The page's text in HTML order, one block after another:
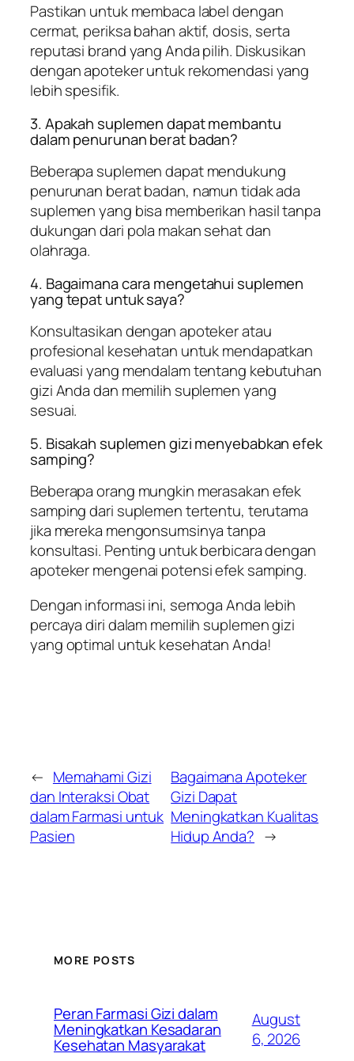
Pastikan untuk membaca label dengan
cermat, periksa bahan aktif, dosis, serta
reputasi brand yang Anda pilih. Diskusikan
dengan apoteker untuk rekomendasi yang
lebih spesifik.
3. Apakah suplemen dapat membantu
dalam penurunan berat badan?
Beberapa suplemen dapat mendukung
penurunan berat badan, namun tidak ada
suplemen yang bisa memberikan hasil tanpa
dukungan dari pola makan sehat dan
olahraga.
4. Bagaimana cara mengetahui suplemen
yang tepat untuk saya?
Konsultasikan dengan apoteker atau
profesional kesehatan untuk mendapatkan
evaluasi yang mendalam tentang kebutuhan
gizi Anda dan memilih suplemen yang
sesuai.
5. Bisakah suplemen gizi menyebabkan efek
samping?
Beberapa orang mungkin merasakan efek
samping dari suplemen tertentu, terutama
jika mereka mengonsumsinya tanpa
konsultasi. Penting untuk berbicara dengan
apoteker mengenai potensi efek samping.
Dengan informasi ini, semoga Anda lebih
percaya diri dalam memilih suplemen gizi
yang optimal untuk kesehatan Anda!
← Memahami Gizi
dan Interaksi Obat
dalam Farmasi untuk
Pasien
Bagaimana Apoteker
Gizi Dapat
Meningkatkan Kualitas
Hidup Anda? →
MORE POSTS
Peran Farmasi Gizi dalam
Meningkatkan Kesadaran
Kesehatan Masyarakat
August
6, 2026